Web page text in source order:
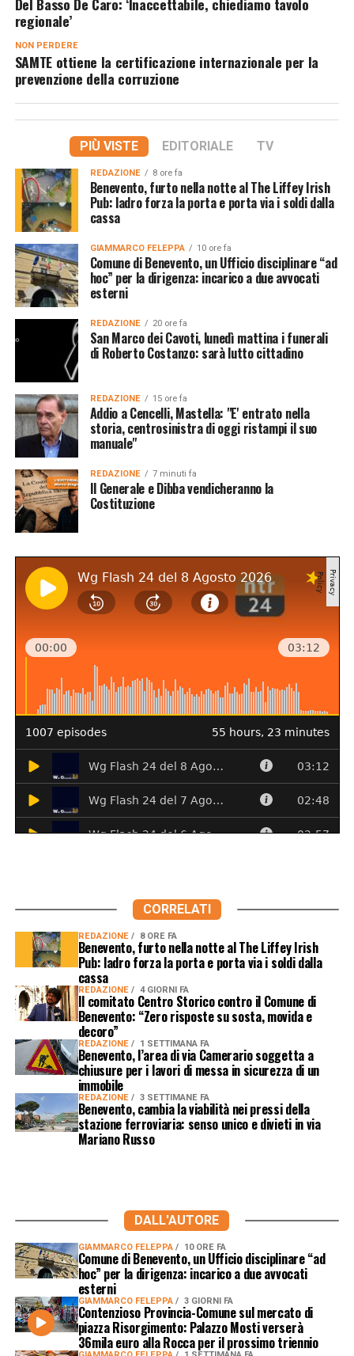
regionale’
NON PERDERE
SAMTE ottiene la certificazione internazionale per la
prevenzione della corruzione
PIÙ VISTE EDITORIALE TV
REDAZIONE 8 ore fa
Benevento, furto nella notte al The Liffey Irish
Pub: ladro forza la porta e porta via i soldi dalla
cassa
GIAMMARCO FELEPPA 10 ore fa
Comune di Benevento, un Ufficio disciplinare “ad
hoc” per la dirigenza: incarico a due avvocati
esterni
REDAZIONE 20 ore fa
San Marco dei Cavoti, lunedì mattina i funerali
di Roberto Costanzo: sarà lutto cittadino
REDAZIONE 15 ore fa
Addio a Cencelli, Mastella: "E' entrato nella
storia, centrosinistra di oggi ristampi il suo
manuale"
REDAZIONE 7 minuti fa
Il Generale e Dibba vendicheranno la
Costituzione
CORRELATI
REDAZIONE 8 ORE FA
Benevento, furto nella notte al The Liffey Irish
Pub: ladro forza la porta e porta via i soldi dalla
cassa
REDAZIONE 4 GIORNI FA
Il comitato Centro Storico contro il Comune di
Benevento: “Zero risposte su sosta, movida e
decoro”
REDAZIONE 1 SETTIMANA FA
Benevento, l’area di via Camerario soggetta a
chiusure per i lavori di messa in sicurezza di un
immobile
REDAZIONE 3 SETTIMANE FA
Benevento, cambia la viabilità nei pressi della
stazione ferroviaria: senso unico e divieti in via
Mariano Russo
DALL'AUTORE
GIAMMARCO FELEPPA 10 ORE FA
Comune di Benevento, un Ufficio disciplinare “ad
hoc” per la dirigenza: incarico a due avvocati
esterni
GIAMMARCO FELEPPA 3 GIORNI FA
Contenzioso Provincia-Comune sul mercato di
piazza Risorgimento: Palazzo Mosti verserà
36mila euro alla Rocca per il prossimo triennio